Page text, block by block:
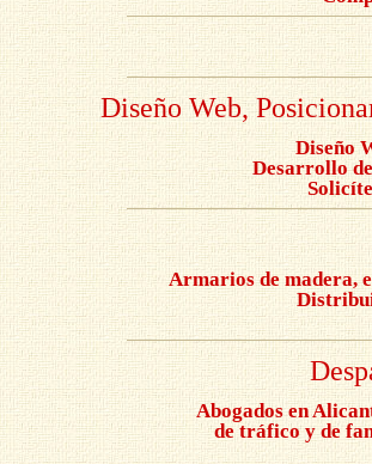
Diseño Web,
Diseño
Desarrollo
Armarios de madera,
Abogados en
de tráfico y de